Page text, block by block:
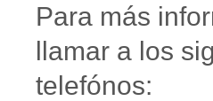
Para más
llamar a los
telefónos: